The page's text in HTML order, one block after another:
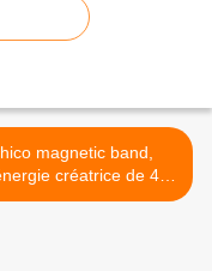
magnetic band,
créatrice de 4
en phase avec leur